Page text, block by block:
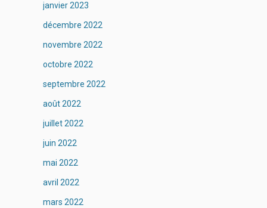
janvier 2023
décembre 2022
novembre 2022
octobre 2022
septembre 2022
août 2022
juillet 2022
juin 2022
mai 2022
avril 2022
mars 2022